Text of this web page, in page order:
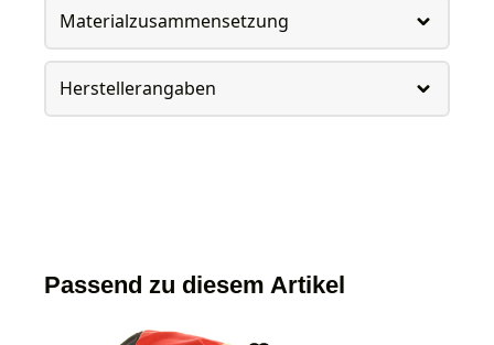
Materialzusammensetzung
Herstellerangaben
Passend zu diesem Artikel